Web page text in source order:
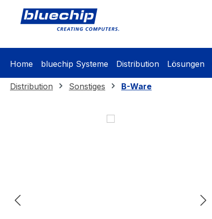
Zur Hauptnavigation springen
Home bluechip Systeme Distribution Lösungen
Distribution Sonstiges B-Ware
Bildergalerie überspringen